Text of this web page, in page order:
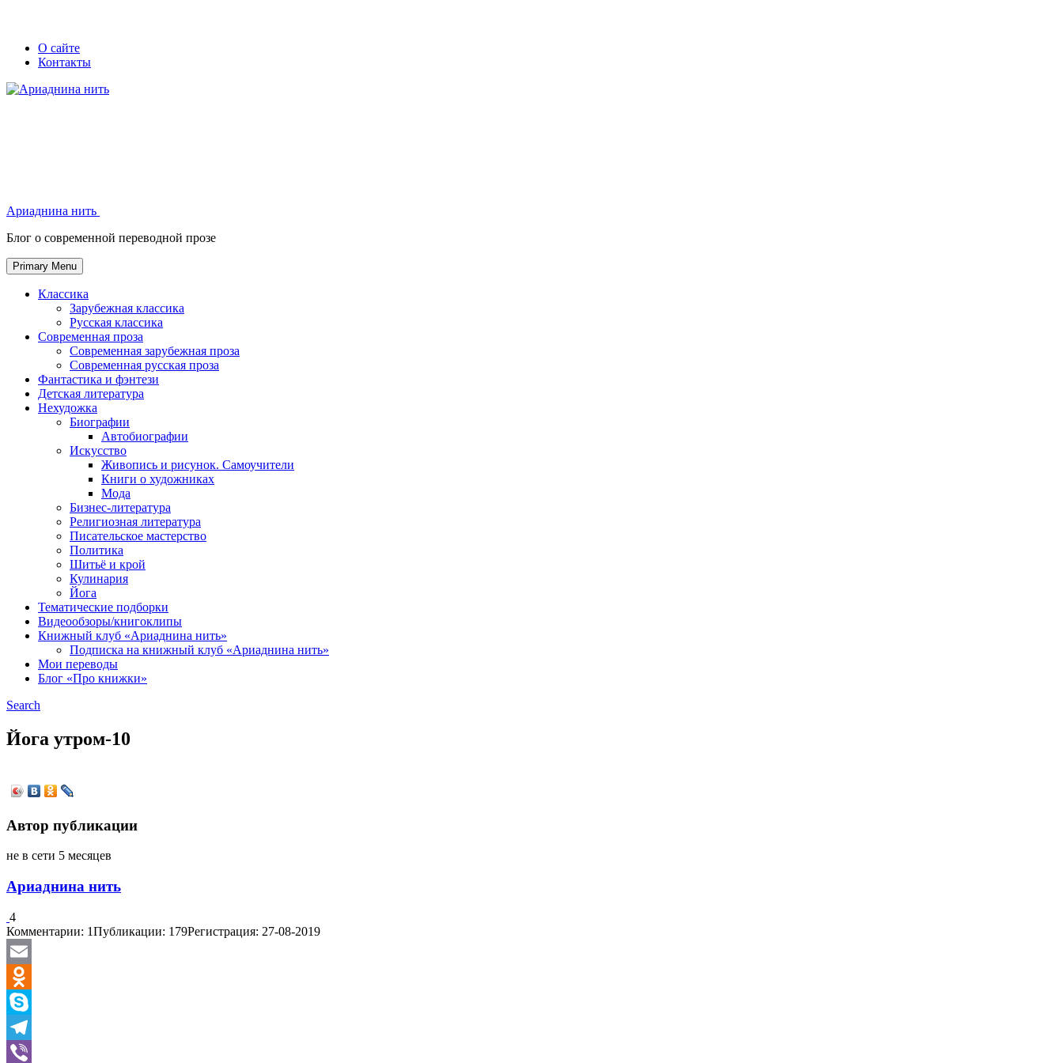
Skip
Secondary
left
navigation
Secondary
right
navigation
О сайте
Контакты
Ариаднина нить
Блог о современной переводной прозе
Primary Menu
Классика
Зарубежная классика
Русская классика
Современная проза
Современная зарубежная проза
Современная русская проза
Фантастика и фэнтези
Детская литература
Нехудожка
Биографии
Автобиографии
Искусство
Живопись и рисунок. Самоучители
Книги о художниках
Мода
Бизнес-литература
Религиозная литература
Писательское мастерство
Политика
Шитьё и крой
Кулинария
Йога
Тематические подборки
Видеообзоры/книгоклипы
Книжный клуб «Ариаднина нить»
Подписка на книжный клуб «Ариаднина нить»
Мои переводы
Блог «Про книжки»
Search
Йога утром-10
Автор публикации
не в сети 5 месяцев
Ариаднина нить
4
Комментарии: 1Публикации: 179Регистрация: 27-08-2019
Email
Odnoklassniki
Skype
Telegram